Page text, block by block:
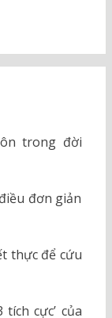
trong đời
đơn giản
thực để cứu
cực’ của